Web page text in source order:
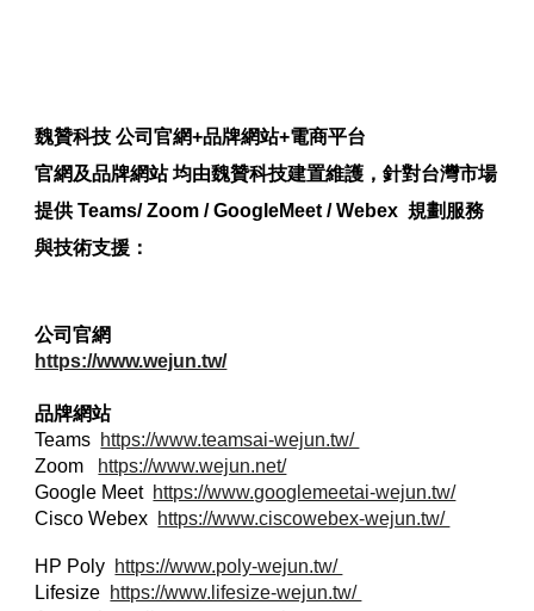
魏贊科技 公司官網+品牌網站+電商平台
官網及品牌網站 均由魏贊科技建置維護，針對台灣市場
提供 Teams/ Zoom / GoogleMeet / Webex 規劃服務
與技術支援：
公司官網
https://www.wejun.tw/
品牌網站
Teams https://www.teamsai-wejun.tw/
Zoom https://www.wejun.net/
Google Meet https://www.googlemeetai-wejun.tw/
Cisco Webex https://www.ciscowebex-wejun.tw/
HP Poly https://www.poly-wejun.tw/
Lifesize https://www.lifesize-wejun.tw/